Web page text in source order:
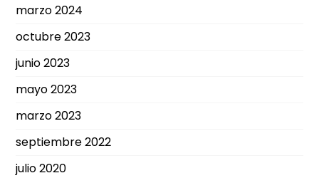
marzo 2024
octubre 2023
junio 2023
mayo 2023
marzo 2023
septiembre 2022
julio 2020